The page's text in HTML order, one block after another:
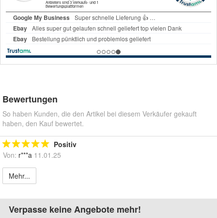
Bewertungen
So haben Kunden, die den Artikel bei diesem Verkäufer gekauft
haben, den Kauf bewertet.
Positiv
Von: r***a 11.01.25
Mehr...
Verpasse keine Angebote mehr!